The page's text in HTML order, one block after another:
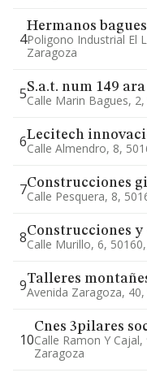
4
Hermanos
Poligono Industrial El
Zaragoza
5S.a.t. num 149
Calle Marin Bagues,
6Lecitech
Calle Almendro, 8,
7Construcciones
Calle Pesquera, 8,
8Construcciones
Calle Murillo, 6,
9Talleres
Avenida Zaragoza,
10
Cnes 3pilares
Calle Ramon Y
Zaragoza